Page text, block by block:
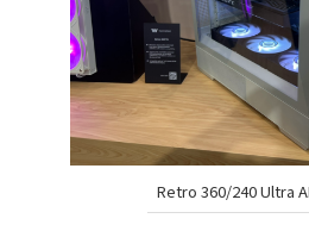
Retro 360/240 Ultra